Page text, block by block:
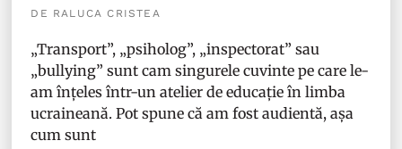
DE RALUCA CRISTEA
„Transport”, „psiholog”, „inspectorat” sau
„bullying” sunt cam singurele cuvinte pe care le-
am înțeles într-un atelier de educație în limba
ucraineană. Pot spune că am fost audientă, așa
cum sunt